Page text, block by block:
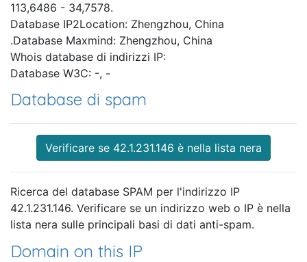
113,6486 - 34,7578.
Database IP2Location: Zhengzhou, China
.Database Maxmind: Zhengzhou, China
Whois database di indirizzi IP:
Database W3C: -, -
Database di spam
Verificare se 42.1.231.146 è nella lista nera
Ricerca del database SPAM per l'indirizzo IP
42.1.231.146. Verificare se un indirizzo web o IP è nella
lista nera sulle principali basi di dati anti-spam.
Domain on this IP